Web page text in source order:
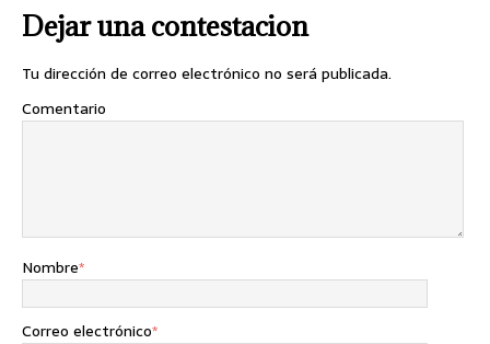
Dejar una contestacion
Tu dirección de correo electrónico no será publicada.
Comentario
Nombre*
Correo electrónico*